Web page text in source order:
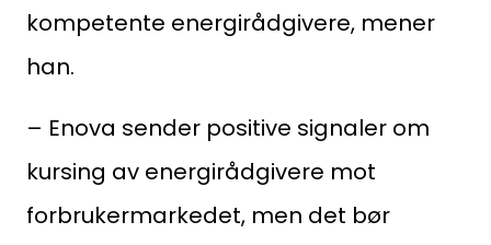
adm@norsktakst.no
Besøksadresse:
Klingenberggt. 7A, 0161 Oslo
Postadresse:
kompetente energirådgivere, mener
han.
– Enova sender positive signaler om
kursing av energirådgivere mot
forbrukermarkedet, men det bør